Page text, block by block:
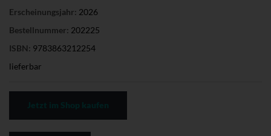
Erscheinungsjahr: 2026
Bestellnummer: 202225
ISBN: 9783863212254
lieferbar